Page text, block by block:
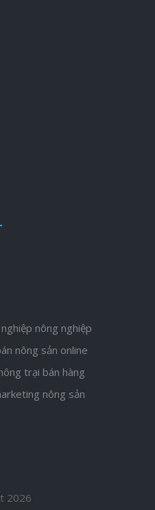
nông nghiệp
nông sản online
trại bán hàng
nông sản
2026